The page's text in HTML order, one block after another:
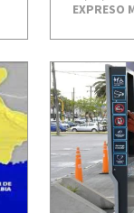
EXPRESO